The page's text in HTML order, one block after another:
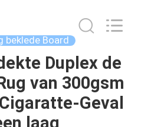
beklede Board
Duplex de
van 300gsm
Geval
laag